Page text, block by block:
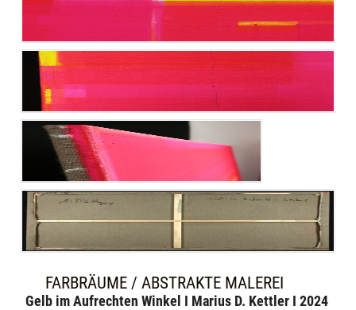
FARBRÄUME / ABSTRAKTE MALEREI
Gelb im Aufrechten Winkel I Marius D. Kettler I 2024